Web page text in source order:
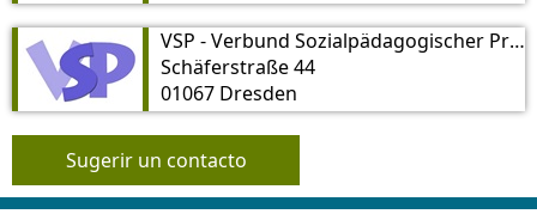
VSP - Verbund Sozialpädagogischer Projekte e. V.
Schäferstraße 44
01067 Dresden
Sugerir un contacto